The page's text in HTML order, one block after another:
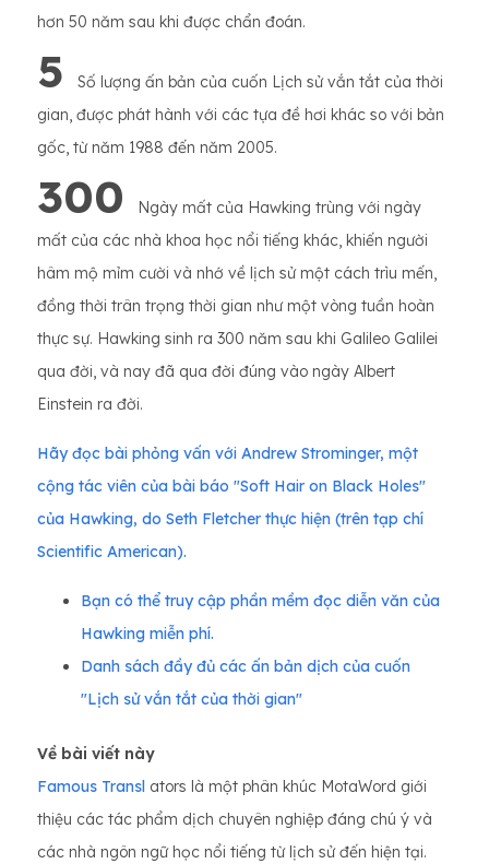
hơn 50 năm sau khi được chẩn đoán.
5
Số lượng ấn bản của cuốn Lịch sử vắn tắt của thời
gian, được phát hành với các tựa đề hơi khác so với bản
gốc, từ năm 1988 đến năm 2005.
300
Ngày mất của Hawking trùng với ngày
mất của các nhà khoa học nổi tiếng khác, khiến người
hâm mộ mỉm cười và nhớ về lịch sử một cách trìu mến,
đồng thời trân trọng thời gian như một vòng tuần hoàn
thực sự. Hawking sinh ra 300 năm sau khi Galileo Galilei
qua đời, và nay đã qua đời đúng vào ngày Albert
Einstein ra đời.
Hãy đọc bài phỏng vấn với Andrew Strominger, một
cộng tác viên của bài báo "Soft Hair on Black Holes"
của Hawking, do Seth Fletcher thực hiện (trên tạp chí
Scientific American).
Bạn có thể truy cập phần mềm đọc diễn văn của
Hawking miễn phí.
Danh sách đầy đủ các ấn bản dịch của cuốn
"Lịch sử vắn tắt của thời gian"
Về bài viết này
Famous Transl ators là một phân khúc MotaWord giới
thiệu các tác phẩm dịch chuyên nghiệp đáng chú ý và
các nhà ngôn ngữ học nổi tiếng từ lịch sử đến hiện tại.